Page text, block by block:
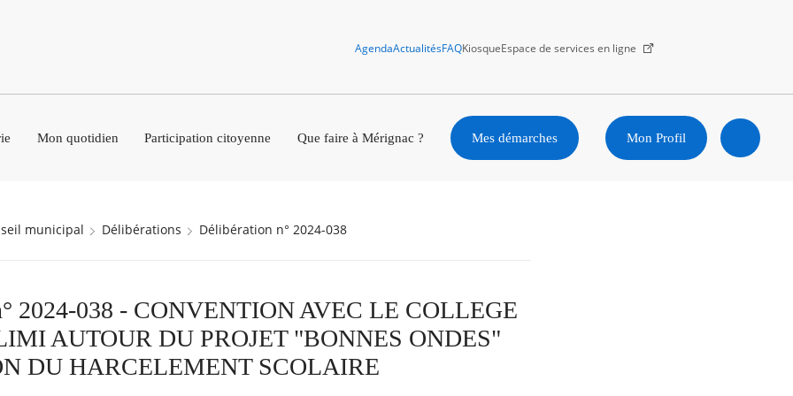
AgendaActualitésFAQKiosqueEspace de services en ligne
Mon quotidien Participation citoyenne Que faire à Mérignac ? Mes démarches Mon Profil
municipal Délibérations Délibération n° 2024-038
2024-038 - CONVENTION AVEC LE COLLEGE
AUTOUR DU PROJET "BONNES ONDES"
DU HARCELEMENT SCOLAIRE